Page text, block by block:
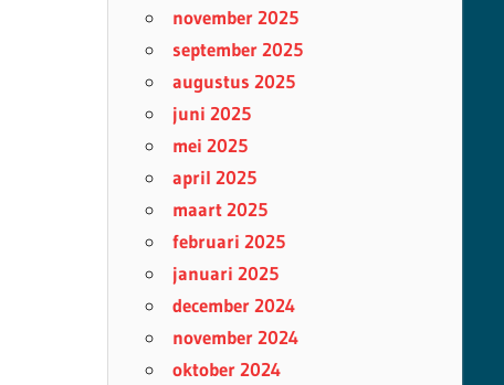
november 2025
september 2025
augustus 2025
juni 2025
mei 2025
april 2025
maart 2025
februari 2025
januari 2025
december 2024
november 2024
oktober 2024